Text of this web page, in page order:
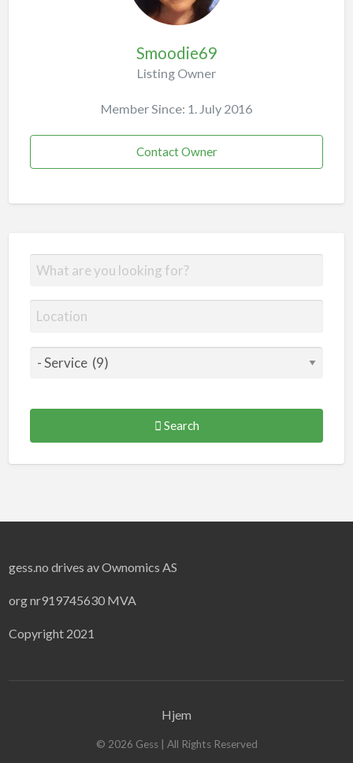
Smoodie69
Listing Owner
Member Since: 1. July 2016
Contact Owner
Search
gess.no drives av Ownomics AS
org nr919745630 MVA
Copyright 2021
Hjem
© 2026 Gess| All Rights Reserved